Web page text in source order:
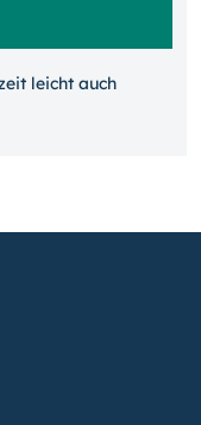
leicht auch